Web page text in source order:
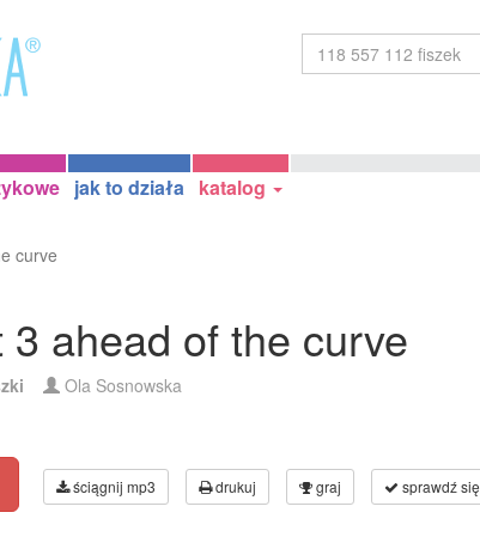
jak to działa katalog
curve
ahead of the curve
Ola Sosnowska
ściągnij mp3 drukuj graj sprawdź się